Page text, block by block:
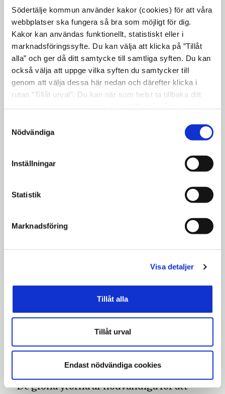
Södertälje kommun använder kakor (cookies) för att våra
webbplatser ska fungera så bra som möjligt för dig.
Kakor kan användas funktionellt, statistiskt eller i
marknadsföringssyfte. Du kan välja att klicka på ”Tillåt
alla” och ger då ditt samtycke till samtliga syften. Du kan
också välja att uppge vilka syften du samtycker till
genom att välja dessa här nedan och därefter klicka i
rutan ”Tillåt urval”. Du kan när som helst ta tillbaka ditt
"Visa detaljer" kan du läsa om hur kakorna används och
hur vi och våra leverantörer inhämtar och behandlar
Nödvändiga
Inställningar
Statistik
Marknadsföring
Visa detaljer
Tillåt alla
Tillåt urval
Endast nödvändiga cookies
tillsammans vill starta en gemensam odling
i en park så kan man höra av sig till oss och
berätta om sina idéer. Det finns mycket man
kan göra både hemma och tillsammans med
andra, säger Karin Saler, Södertälje
kommuns odlingssamordnare.
Den 22 maj ligger fokus på biologisk
mångfald, bland annat med en föreläsning
av Ola Jennersten, en av
nätverk för biologisk mångfald, som består
och Söderenergi, är på plats för att berätta
Viktigt med grönska i
staden
Södertälje har mycket grönska inne i staden
i form av stadstallskogar, trädgårdar,
ädellövträd och vatten. I staden finns även
stora ytor med infrastruktur i form av
verksamhetsområden, stora vägar,
områden finns det stor potential att öka på
med gröna ytor av olika slag.
– De gröna ytorna är nödvändiga för att